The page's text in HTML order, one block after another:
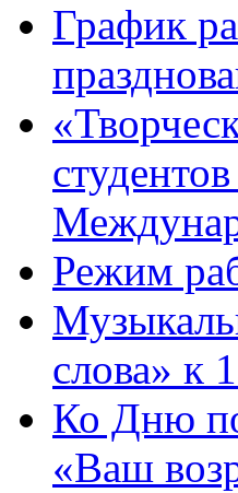
График
Режим
слова» к
Ко Дню
«Ваш